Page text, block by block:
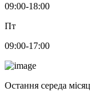
09:00-18:00
Пт
09:00-17:00
Остання середа